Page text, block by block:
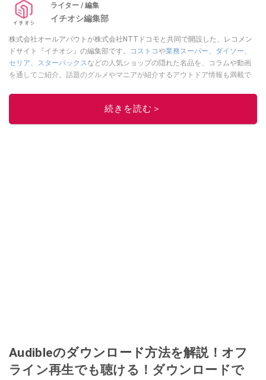
ライター / 編集
イチオシ編集部
株式会社オールアバウトが株式会社NTTドコモと共同で開設した、レコメン
ドサイト『イチオシ』の編集部です。
コストコや業務スーパー、 ダイソー、
セリア、 スターバックスなどの人気ショップの隠れた名品を、コラムや動画
を通してご紹介。話題のグルメやマニアが紹介するアウトドア情報も満載で
レビューしています。毎日トレンド情報をお届けしているので、ぜひ
してください！続きを読む＞
Audibleのダウンロード方法を解説！オフ
ライン再生でも聴ける！ダウンロードで